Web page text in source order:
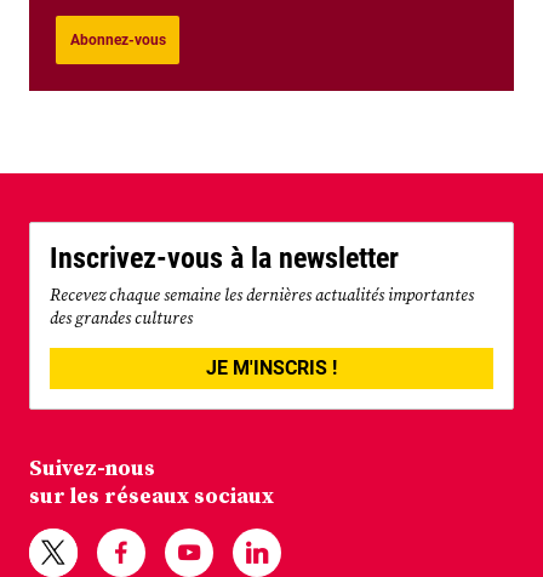
Abonnez-vous
Inscrivez-vous à la newsletter
Recevez chaque semaine les dernières actualités importantes
des grandes cultures
JE M'INSCRIS !
Suivez-nous
sur les réseaux sociaux